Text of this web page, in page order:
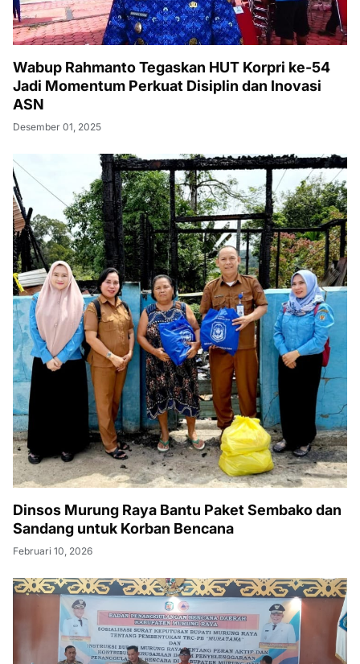
Wabup Rahmanto Tegaskan HUT Korpri ke-54
Jadi Momentum Perkuat Disiplin dan Inovasi
ASN
Desember 01, 2025
Dinsos Murung Raya Bantu Paket Sembako dan
Sandang untuk Korban Bencana
Februari 10, 2026